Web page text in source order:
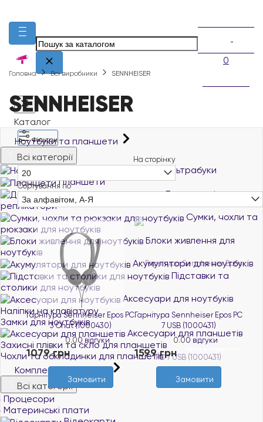
0
Каталог
Ноутбуки та планшети
Всі категорії
Ноутбуки й ультрабуки
Планшети
Док-станції та порт-
реплікатори
Сумки, чохли та
рюкзаки для ноутбуків
Блоки живлення для
ноутбуків
Акумулятори для ноутбуків
Підставки та
столики для ноутбуків
Аксесуари для ноутбуків
Наліпки на клавіатуру
Замки для ноутбуків
Аксесуари для планшетів
Захисні плівки та скло для планшетів
Чохли та обкладинки для планшетів
Комплектуючі для ПК
Всі категорії
Процесори
Материнські плати
Головна Всі виробники SENNHEISER
SENNHEISER
Фільтри
На сторінку
20
Сортування по
За алфавітом, А-Я
Гарнітура Sennheiser Epos PC
3 Chat (1000430)
0.00 відгуки
Нема в наявності
1079 грн
Замовити
Гарнітура Sennheiser Epos PC
7 USB (1000431)
0.00 відгуки
1599 грн
Замовити